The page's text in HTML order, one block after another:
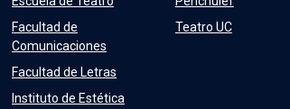
Facultad de
Comunicaciones
Facultad de Letras
Instituto de Estética
Teatro UC